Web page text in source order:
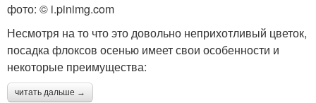
фото: © i.pinimg.com
Несмотря на то что это довольно неприхотливый цветок,
посадка флоксов осенью имеет свои особенности и
некоторые преимущества:
читать дальше →